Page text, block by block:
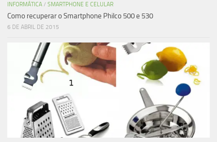
INFORMÁTICA / SMARTPHONE E CELULAR
Como recuperar o Smartphone Philco 500 e 530
6 DE ABRIL DE 2015